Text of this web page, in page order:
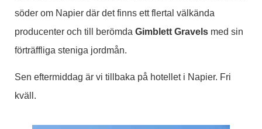
söder om Napier där det finns ett flertal välkända
producenter och till berömda Gimblett Gravels med sin
förträffliga steniga jordmån.
Sen eftermiddag är vi tillbaka på hotellet i Napier. Fri
kväll.